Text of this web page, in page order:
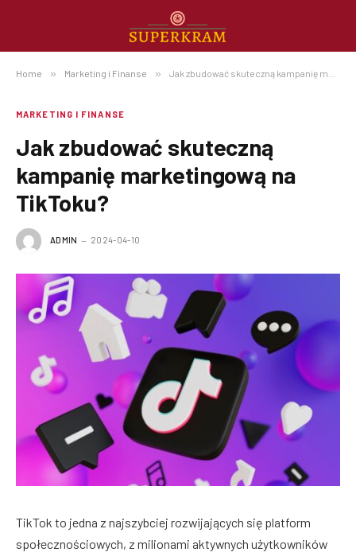
Home » Marketing i Finanse » Jak zbudować skuteczną kampanię marketingową na TikToku?
MARKETING I FINANSE
Jak zbudować skuteczną
kampanię marketingową na
TikToku?
ADMIN 2024-04-10
TikTok to jedna z najszybciej rozwijających się platform
społecznościowych, z milionami aktywnych użytkowników